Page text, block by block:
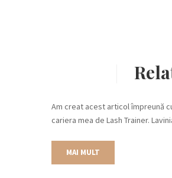
Am creat acest articol împreună
cariera mea de Lash Trainer.
MAI MULT